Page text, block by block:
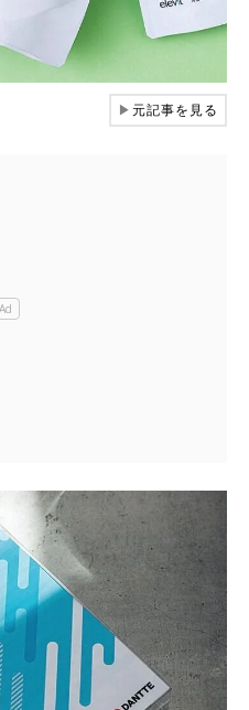
▶元記事を見る